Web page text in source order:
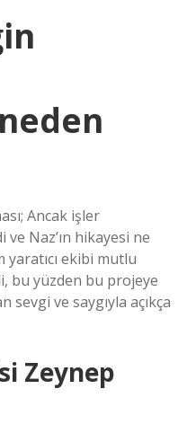
Ancak işler
Naz’ın hikayesi ne
yaratıcı ekibi mutlu
bu yüzden bu projeye
ve saygıyla açıkça
Zeynep